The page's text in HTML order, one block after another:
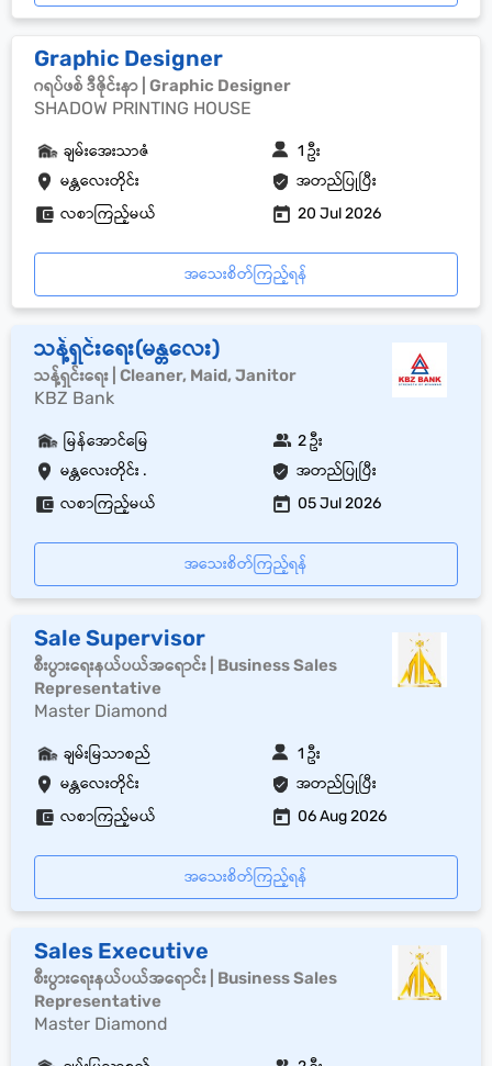
Graphic Designer
ဂရပ်ဖစ် ဒီဇိုင်းနာ | Graphic Designer
SHADOW PRINTING HOUSE
မန္တလေးတိုင်း အတည်ပြုပြီး
ချမ်းအေးသာဇံ 1 ဦး
လစာကြည့်မယ် 20 Jul 2026
အသေးစိတ်ကြည့်ရန်
သန့်ရှင်းရေး(မန္တလေး)
သန့်ရှင်းရေး | Cleaner, Maid, Janitor
KBZ Bank
မန္တလေးတိုင်း . အတည်ပြုပြီး
မြန်အောင်မြေ 2 ဦး
လစာကြည့်မယ် 05 Jul 2026
အသေးစိတ်ကြည့်ရန်
Sale Supervisor
စီးပွားရေးနယ်ပယ်အရောင်း | Business Sales
Representative
Master Diamond
မန္တလေးတိုင်း အတည်ပြုပြီး
ချမ်းမြသာစည် 1 ဦး
လစာကြည့်မယ် 06 Aug 2026
အသေးစိတ်ကြည့်ရန်
Sales Executive
စီးပွားရေးနယ်ပယ်အရောင်း | Business Sales
Representative
Master Diamond